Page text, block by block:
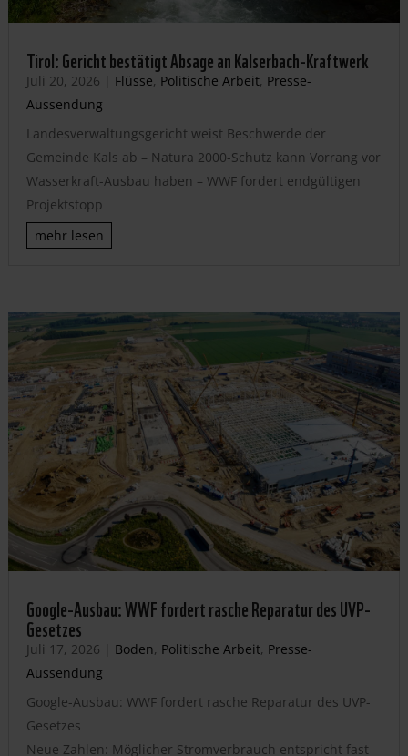
Tirol: Gericht bestätigt Absage an Kalserbach-Kraftwerk
Juli 20, 2026 | Flüsse, Politische Arbeit, Presse-
Aussendung
Landesverwaltungsgericht weist Beschwerde der
Gemeinde Kals ab – Natura 2000-Schutz kann Vorrang vor
Wasserkraft-Ausbau haben – WWF fordert endgültigen
Projektstopp
mehr lesen
Google-Ausbau: WWF fordert rasche Reparatur des UVP-
Gesetzes
Juli 17, 2026 | Boden, Politische Arbeit, Presse-
Aussendung
Google-Ausbau: WWF fordert rasche Reparatur des UVP-
Gesetzes
Neue Zahlen: Möglicher Stromverbrauch entspricht fast